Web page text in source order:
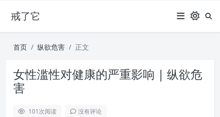
戒了它
首页 纵欲危害 正文
女性滥性对健康的严重影响 | 纵欲危
害
101次阅读 没有评论